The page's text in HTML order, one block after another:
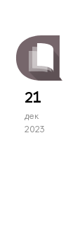
21
дек
2023